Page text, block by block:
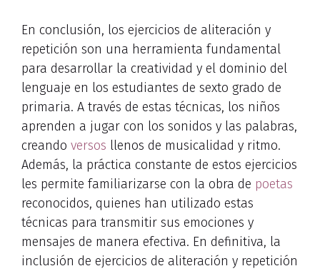
En conclusión, los ejercicios de aliteración y
repetición son una herramienta fundamental
para desarrollar la creatividad y el dominio del
lenguaje en los estudiantes de sexto grado de
primaria. A través de estas técnicas, los niños
aprenden a jugar con los sonidos y las palabras,
creando versos llenos de musicalidad y ritmo.
Además, la práctica constante de estos ejercicios
les permite familiarizarse con la obra de poetas
reconocidos, quienes han utilizado estas
técnicas para transmitir sus emociones y
mensajes de manera efectiva. En definitiva, la
inclusión de ejercicios de aliteración y repetición